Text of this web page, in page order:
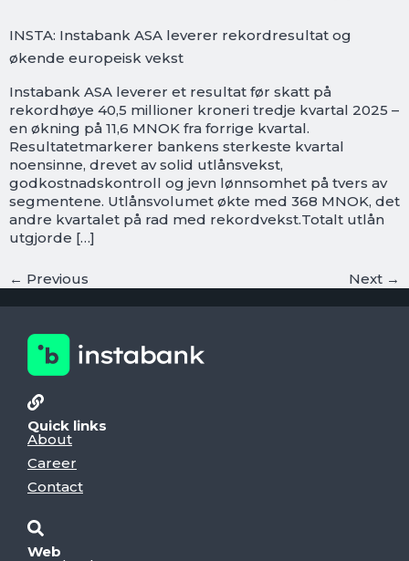
INSTA: Instabank ASA leverer rekordresultat og
økende europeisk vekst
Instabank ASA leverer et resultat før skatt på
rekordhøye 40,5 millioner kroneri tredje kvartal 2025 –
en økning på 11,6 MNOK fra forrige kvartal.
Resultatetmarkerer bankens sterkeste kvartal
noensinne, drevet av solid utlånsvekst,
godkostnadskontroll og jevn lønnsomhet på tvers av
segmentene. Utlånsvolumet økte med 368 MNOK, det
andre kvartalet på rad med rekordvekst.Totalt utlån
utgjorde […]
← Previous Next →
Quick links
About
Career
Contact
Web